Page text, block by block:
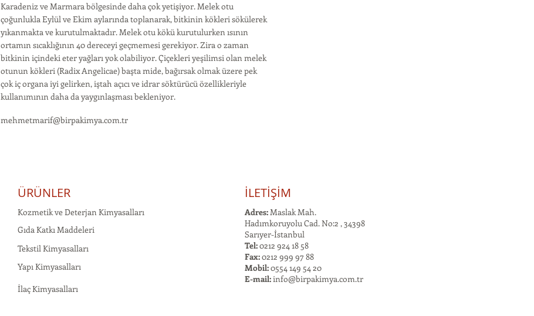
Karadeniz ve Marmara bölgesinde daha çok yetişiyor. Melek otu
çoğunlukla Eylül ve Ekim aylarında toplanarak, bitkinin kökleri sökülerek
yıkanmakta ve kurutulmaktadır. Melek otu kökü kurutulurken ısının
ortamın sıcaklığının 40 dereceyi geçmemesi gerekiyor. Zira o zaman
bitkinin içindeki eter yağları yok olabiliyor. Çiçekleri yeşilimsi olan melek
otunun kökleri (Radix Angelicae) başta mide, bağırsak olmak üzere pek
çok iç organa iyi gelirken, iştah açıcı ve idrar söktürücü özellikleriyle
kullanımının daha da yaygınlaşması bekleniyor.
mehmetmarif@birpakimya.com.tr
ÜRÜNLER
Kozmetik ve Deterjan Kimyasalları
Gıda Katkı Maddeleri
Tekstil Kimyasalları
Yapı Kimyasalları
İlaç Kimyasalları
İLETİŞİM
Adres:Maslak Mah.
Hadımkoruyolu Cad. No:2 , 34398
Sarıyer-İstanbul
Tel:0212 924 18 58
Fax:0212 999 97 88
Mobil:0554 149 54 20
E-mail:info@birpakimya.com.tr